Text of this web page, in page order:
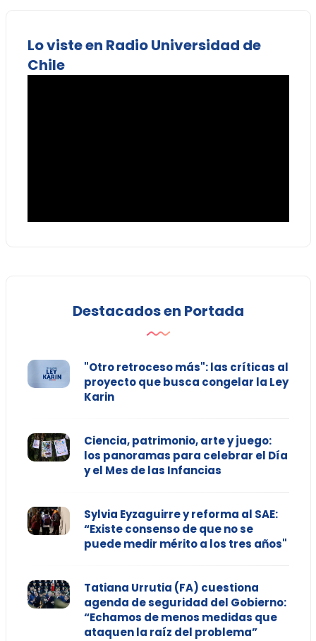
Lo viste en Radio Universidad de
Chile
Destacados en Portada
"Otro retroceso más": las críticas al
proyecto que busca congelar la Ley
Karin
Ciencia, patrimonio, arte y juego:
los panoramas para celebrar el Día
y el Mes de las Infancias
Sylvia Eyzaguirre y reforma al SAE:
“Existe consenso de que no se
puede medir mérito a los tres años"
Tatiana Urrutia (FA) cuestiona
agenda de seguridad del Gobierno:
“Echamos de menos medidas que
ataquen la raíz del problema”